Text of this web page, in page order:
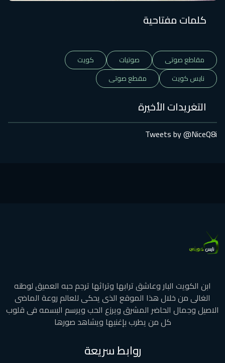
كلمات مفتاحية
مقاطع صوتى صوتيات
كويت
نايس كويت
مقطع صوتى
التغريدات الأخيرة
Tweets by @NiceQ8i
ابن الكويت البار وعاشق ترابها وتراثها ترجم حبه العميق لوطنه
الغالى من خلال هذا الموقع الذى يحكى للعالم روعة الماضى
الاصيل وجمال الحاضر المشرق ويرزع الحب ويرسم البسمه فى قلوب
كل من يطرب بإغنيها ويشاهد صورها
روابط سريعة